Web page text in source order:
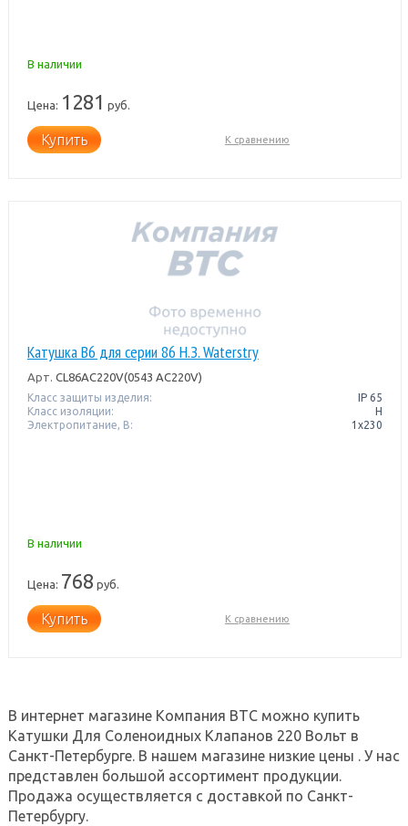
В наличии
Цена: 1281 руб.
Купить К сравнению
Катушка B6 для серии 86 Н.З. Waterstry
Арт. CL86AC220V(0543 AC220V)
Класс защиты изделия:
IP 65
Класс изоляции:
H
Электропитание, В:
1х230
В наличии
Цена: 768 руб.
Купить К сравнению
В интернет магазине Компания ВТС можно купить
Катушки Для Соленоидных Клапанов 220 Вольт в
Санкт-Петербурге. В нашем магазине низкие цены . У нас
представлен большой ассортимент продукции.
Продажа осуществляется с доставкой по Санкт-
Петербургу.